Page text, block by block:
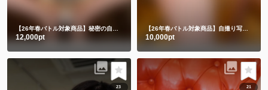
【26年春バトル対象商品】秘密の自撮り👙🚽🤳🈲
12,000pt
【26年春バトル対象商品】自撮り写真とミニムービー5️⃣
10,000pt
23 21